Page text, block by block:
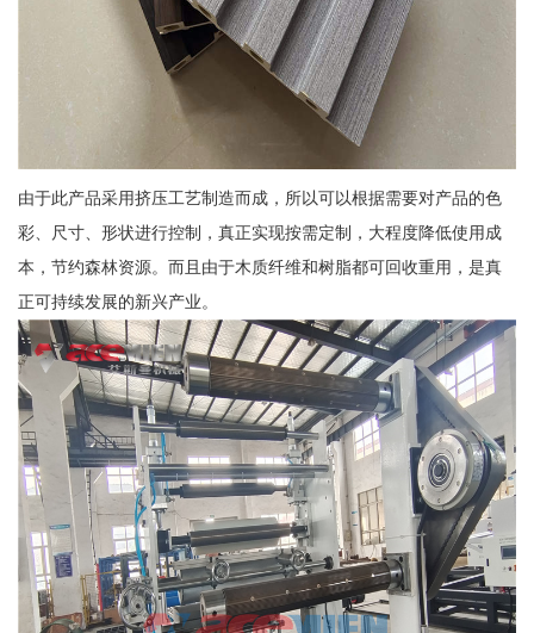
由于此产品采用挤压工艺制造而成，所以可以根据需要对产品的色
彩、尺寸、形状进行控制，真正实现按需定制，大程度降低使用成
本，节约森林资源。而且由于木质纤维和树脂都可回收重用，是真
正可持续发展的新兴产业。